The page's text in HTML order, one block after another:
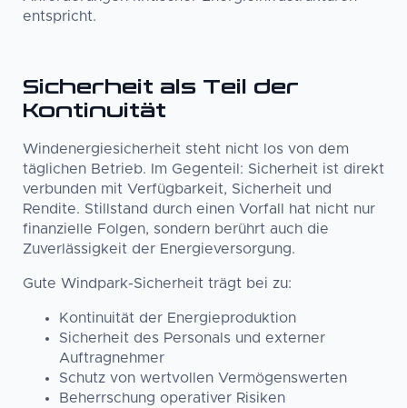
entspricht.
Sicherheit als Teil der
Kontinuität
Windenergiesicherheit steht nicht los von dem
täglichen Betrieb. Im Gegenteil: Sicherheit ist direkt
verbunden mit Verfügbarkeit, Sicherheit und
Rendite. Stillstand durch einen Vorfall hat nicht nur
finanzielle Folgen, sondern berührt auch die
Zuverlässigkeit der Energieversorgung.
Gute Windpark-Sicherheit trägt bei zu:
Kontinuität der Energieproduktion
Sicherheit des Personals und externer
Auftragnehmer
Schutz von wertvollen Vermögenswerten
Beherrschung operativer Risiken